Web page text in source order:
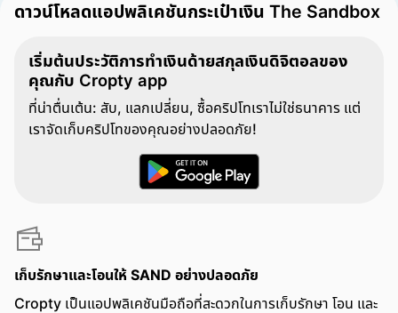
ดาวน์โหลดแอปพลิเคชันกระเป๋าเงิน The Sandbox
เริ่มต้นประวัติการทำเงินด้ายสกุลเงินดิจิตอลของ
คุณกับ Cropty app
ที่น่าตื่นเต้น: สับ, แลกเปลี่ยน, ซื้อคริปโทเราไม่ใช่ธนาคาร แต่
เราจัดเก็บคริปโทของคุณอย่างปลอดภัย!
เก็บรักษาและโอนให้ SAND อย่างปลอดภัย
Cropty เป็นแอปพลิเคชันมือถือที่สะดวกในการเก็บรักษา โอน และ